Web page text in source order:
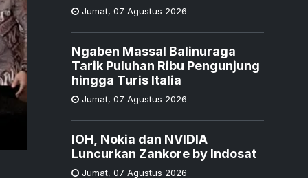
Jumat, 07 Agustus 2026
Ngaben Massal Balinuraga
Tarik Puluhan Ribu Pengunjung
hingga Turis Italia
Jumat, 07 Agustus 2026
IOH, Nokia dan NVIDIA
Luncurkan Zankore by Indosat
Jumat, 07 Agustus 2026